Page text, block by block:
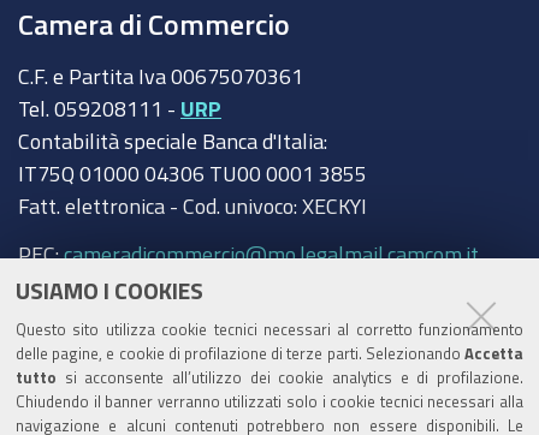
USIAMO I COOKIES
Questo sito utilizza cookie tecnici necessari al corretto funzionamento
delle pagine, e cookie di profilazione di terze parti. Selezionando Accetta
tutto si acconsente all’utilizzo dei cookie analytics e di profilazione.
Chiudendo il banner verranno utilizzati solo i cookie tecnici necessari alla
navigazione e alcuni contenuti potrebbero non essere disponibili. Le
Camera di Commercio
C.F. e Partita Iva 00675070361
Tel. 059208111 - URP
Contabilità speciale Banca d'Italia:
IT75Q 01000 04306 TU00 0001 3855
Fatt. elettronica - Cod. univoco: XECKYI
PEC:cameradicommercio@mo.legalmail.camcom.it
Trasparenza
Amministrazione trasparente
Albo Camerale